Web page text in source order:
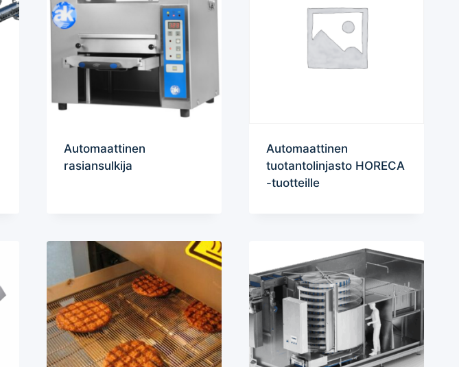
Automaattinen
rasiansulkija
Automaattinen
tuotantolinjasto HORECA
-tuotteille